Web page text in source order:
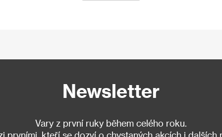
Newsletter
Vary z první ruky během celého roku.
prvními, kteří se dozví o chystaných akcích i dalších